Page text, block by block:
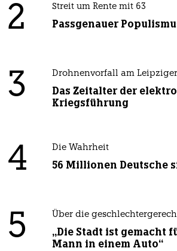
2 Streit um Rente mit 63
Passgenauer
3 Drohnenvorfall am
Das Zeitalter der
Kriegsführung
4 Die Wahrheit
56 Millionen Deutsche
5 Über die
„Die Stadt ist gemacht
Mann in einem Auto“